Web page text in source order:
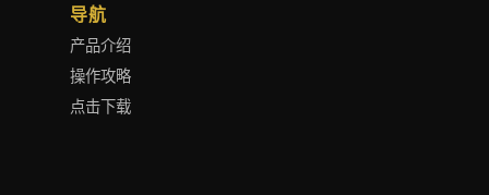
导航
产品介绍
操作攻略
点击下载